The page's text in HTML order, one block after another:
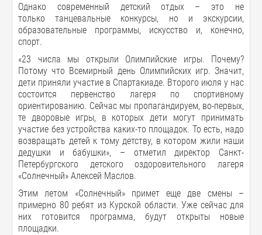
Однако современный детский отдых – это не
только танцевальные конкурсы, но и экскурсии,
образовательные программы, искусство и, конечно,
спорт.
«23 числа мы открыли Олимпийские игры. Почему?
Потому что Всемирный день Олимпийских игр. Значит,
дети приняли участие в Спартакиаде. Второго июля у нас
состоится первенство лагеря по спортивному
ориентированию. Сейчас мы пропагандируем, во-первых,
те дворовые игры, в которых дети могут принимать
участие без устройства каких-то площадок. То есть, надо
возвращать детей к тому детству, в котором жили наши
дедушки и бабушки», – отметил директор Санкт-
Петербургского детского оздоровительного лагеря
«Солнечный» Алексей Маслов.
Этим летом «Солнечный» примет еще две смены –
примерно 80 ребят из Курской области. Уже сейчас для
них готовится программа, будут открыты новые
площадки.